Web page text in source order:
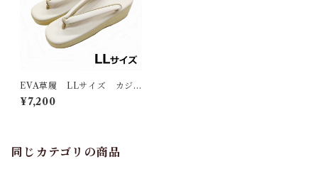
EVA草履 LLサイズ カジュ
アル お洒落 草履
¥7,200
同じカテゴリの商品